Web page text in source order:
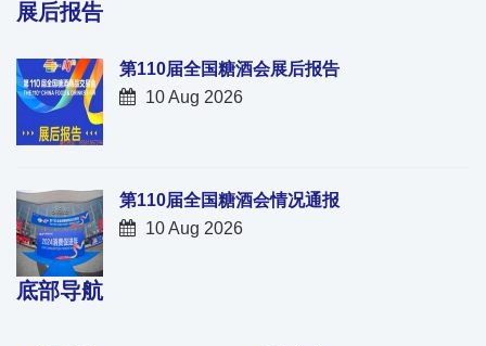
展后报告
第110届全国糖酒会展后报告
10 Aug 2026
第110届全国糖酒会情况通报
10 Aug 2026
底部导航